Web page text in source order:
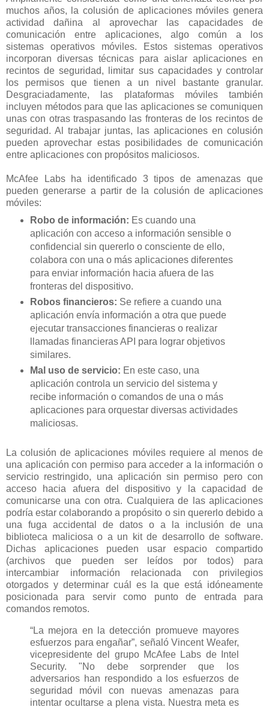
muchos años, la colusión de aplicaciones móviles genera
actividad dañina al aprovechar las capacidades de
comunicación entre aplicaciones, algo común a los
sistemas operativos móviles. Estos sistemas operativos
incorporan diversas técnicas para aislar aplicaciones en
recintos de seguridad, limitar sus capacidades y controlar
los permisos que tienen a un nivel bastante granular.
Desgraciadamente, las plataformas móviles también
incluyen métodos para que las aplicaciones se comuniquen
unas con otras traspasando las fronteras de los recintos de
seguridad. Al trabajar juntas, las aplicaciones en colusión
pueden aprovechar estas posibilidades de comunicación
entre aplicaciones con propósitos maliciosos.
McAfee Labs ha identificado 3 tipos de amenazas que
pueden generarse a partir de la colusión de aplicaciones
móviles:
Robo de información: Es cuando una
aplicación con acceso a información sensible o
confidencial sin quererlo o consciente de ello,
colabora con una o más aplicaciones diferentes
para enviar información hacia afuera de las
fronteras del dispositivo.
Robos financieros: Se refiere a cuando una
aplicación envía información a otra que puede
ejecutar transacciones financieras o realizar
llamadas financieras API para lograr objetivos
similares.
Mal uso de servicio: En este caso, una
aplicación controla un servicio del sistema y
recibe información o comandos de una o más
aplicaciones para orquestar diversas actividades
maliciosas.
La colusión de aplicaciones móviles requiere al menos de
una aplicación con permiso para acceder a la información o
servicio restringido, una aplicación sin permiso pero con
acceso hacia afuera del dispositivo y la capacidad de
comunicarse una con otra. Cualquiera de las aplicaciones
podría estar colaborando a propósito o sin quererlo debido a
una fuga accidental de datos o a la inclusión de una
biblioteca maliciosa o a un kit de desarrollo de software.
Dichas aplicaciones pueden usar espacio compartido
(archivos que pueden ser leídos por todos) para
intercambiar información relacionada con privilegios
otorgados y determinar cuál es la que está idóneamente
posicionada para servir como punto de entrada para
comandos remotos.
“La mejora en la detección promueve mayores
esfuerzos para engañar”, señaló Vincent Weafer,
vicepresidente del grupo McAfee Labs de Intel
Security. "No debe sorprender que los
adversarios han respondido a los esfuerzos de
seguridad móvil con nuevas amenazas para
intentar ocultarse a plena vista. Nuestra meta es